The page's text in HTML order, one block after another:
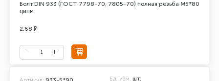
Болт DIN 933 (ГОСТ 7798-70, 7805-70) полная резьба М5*80
цинк
2.68 ₽
Ед. изм. шт.